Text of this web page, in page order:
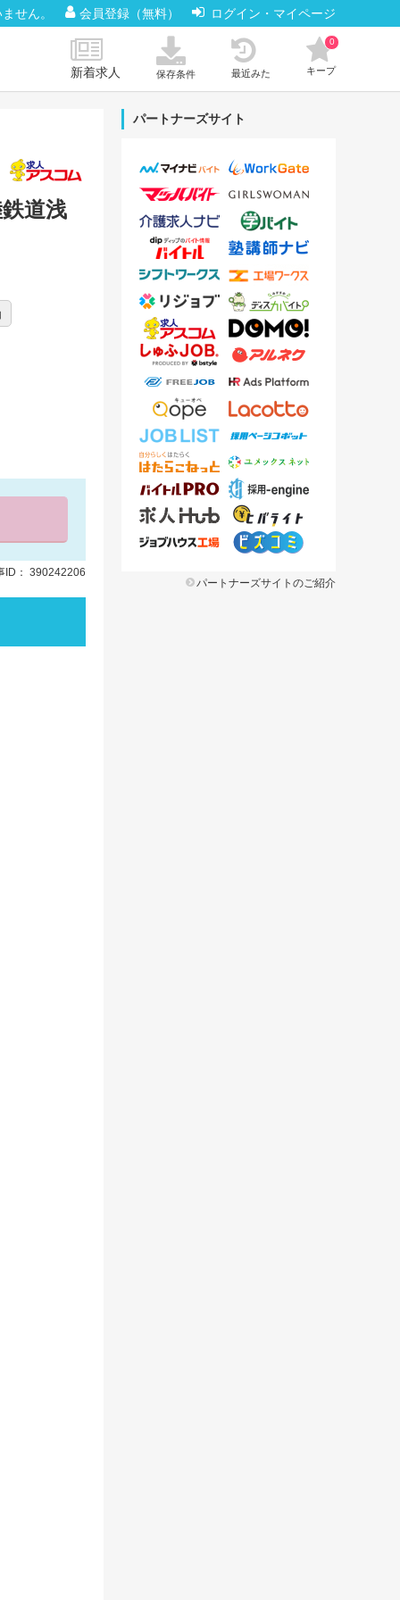
せん。 会員登録（無料） ログイン・マイページ
新着求人 保存条件 最近みた キープ
0
道浅
ID： 390242206
パートナーズサイト
パートナーズサイトのご紹介